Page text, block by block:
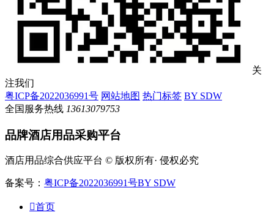
关
注我们
粤ICP备2022036991号 网站地图 热门标签 BY SDW
全国服务热线 13613079753
品牌酒店用品采购平台
酒店用品综合供应平台 © 版权所有· 侵权必究
备案号： 粤ICP备2022036991号BY SDW
首页